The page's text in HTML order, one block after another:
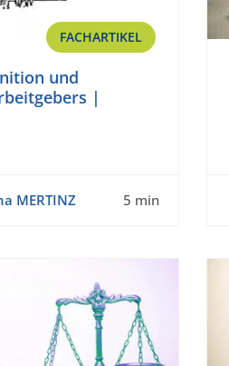
FACHARTIKEL
und
|
MERTINZ 5 min